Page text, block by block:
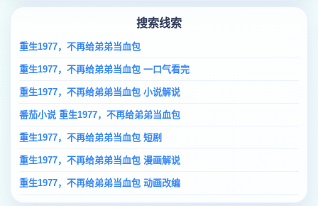
搜索线索
重生1977，不再给弟弟当血包
重生1977，不再给弟弟当血包 一口气看完
重生1977，不再给弟弟当血包 小说解说
番茄小说 重生1977，不再给弟弟当血包
重生1977，不再给弟弟当血包 短剧
重生1977，不再给弟弟当血包 漫画解说
重生1977，不再给弟弟当血包 动画改编